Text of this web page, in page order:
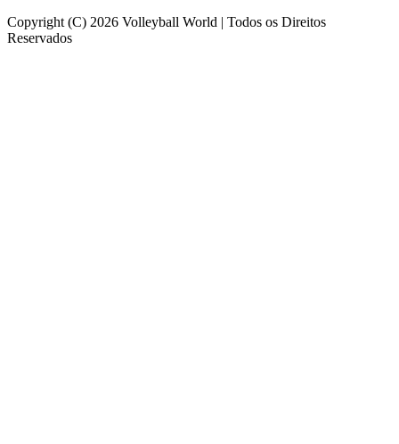
Copyright (C) 2026 Volleyball World | Todos os Direitos
Reservados